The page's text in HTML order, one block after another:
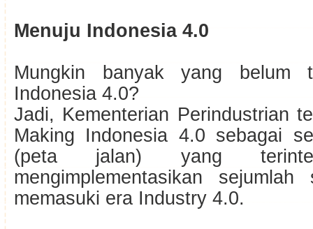
Menuju Indonesia 4.0
Mungkin banyak yang belum
Indonesia 4.0?
Jadi, Kementerian Perindustrian
Making Indonesia 4.0 sebagai
(peta jalan) yang
mengimplementasikan
memasuki era Industry 4.0.